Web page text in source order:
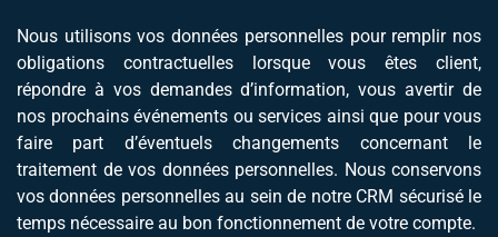
Nous utilisons vos données personnelles pour remplir nos
obligations contractuelles lorsque vous êtes client,
répondre à vos demandes d’information, vous avertir de
nos prochains événements ou services ainsi que pour vous
faire part d’éventuels changements concernant le
traitement de vos données personnelles. Nous conservons
vos données personnelles au sein de notre CRM sécurisé le
temps nécessaire au bon fonctionnement de votre compte.